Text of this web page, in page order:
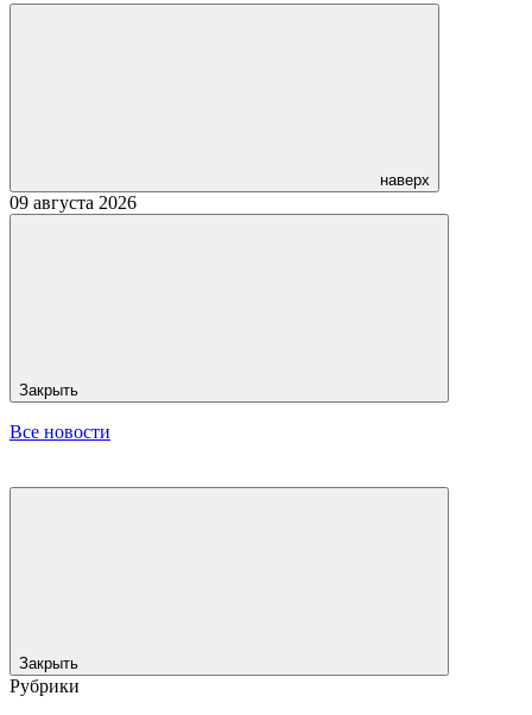
наверх
09 августа 2026
Закрыть
Все новости
Закрыть
Рубрики